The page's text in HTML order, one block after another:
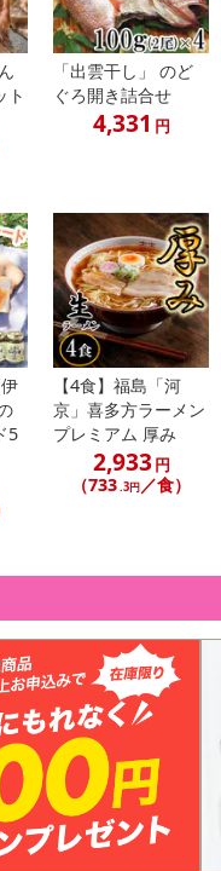
事項（※必ずご確認くだ
09日 時点での情報となります。
ト
「出雲干し」 のど
ぐろ開き詰合せ
4,331 円
5
【4食】福島「河
京」喜多方ラーメン
プレミアム 厚み
2,933円
（733.3円／食）